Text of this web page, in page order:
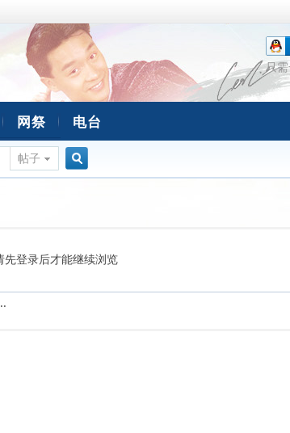
只
网祭 电台
帖子
搜
索
先登录后才能继续浏览